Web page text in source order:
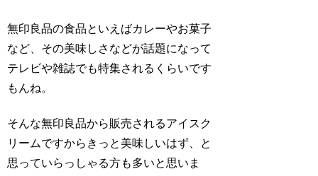
無印良品の食品といえばカレーやお菓子
など、その美味しさなどが話題になって
テレビや雑誌でも特集されるくらいです
もんね。
そんな無印良品から販売されるアイスク
リームですからきっと美味しいはず、と
思っていらっしゃる方も多いと思いま